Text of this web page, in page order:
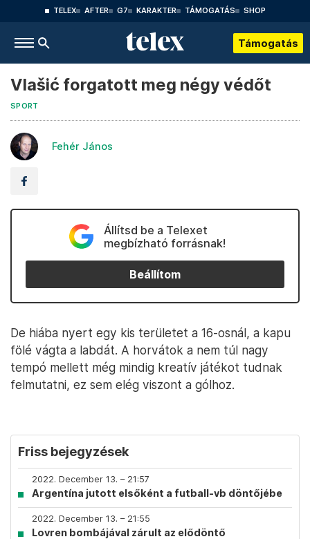
TELEX AFTER G7 KARAKTER TÁMOGATÁS SHOP
Támogatás
Vlašić forgatott meg négy védőt
SPORT
Fehér János
Állítsd be a Telexet
megbízható forrásnak!
Beállítom
De hiába nyert egy kis területet a 16-osnál, a kapu
fölé vágta a labdát. A horvátok a nem túl nagy
tempó mellett még mindig kreatív játékot tudnak
felmutatni, ez sem elég viszont a gólhoz.
Friss bejegyzések
2022. December 13. – 21:57
Argentína jutott elsőként a futball-vb döntőjébe
2022. December 13. – 21:55
Lovren bombájával zárult az elődöntő